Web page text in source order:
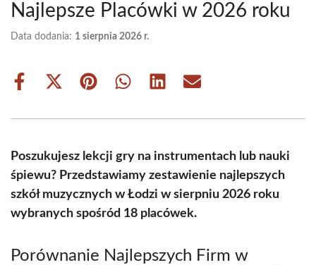
Najlepsze Placówki w 2026 roku
Data dodania: 1 sierpnia 2026 r.
Share
Share
(Twitter)
Share Share Share Share
Poszukujesz lekcji gry na instrumentach lub nauki
śpiewu? Przedstawiamy zestawienie najlepszych
szkół muzycznych w Łodzi w sierpniu 2026 roku
wybranych spośród 18 placówek.
Porównanie Najlepszych Firm w